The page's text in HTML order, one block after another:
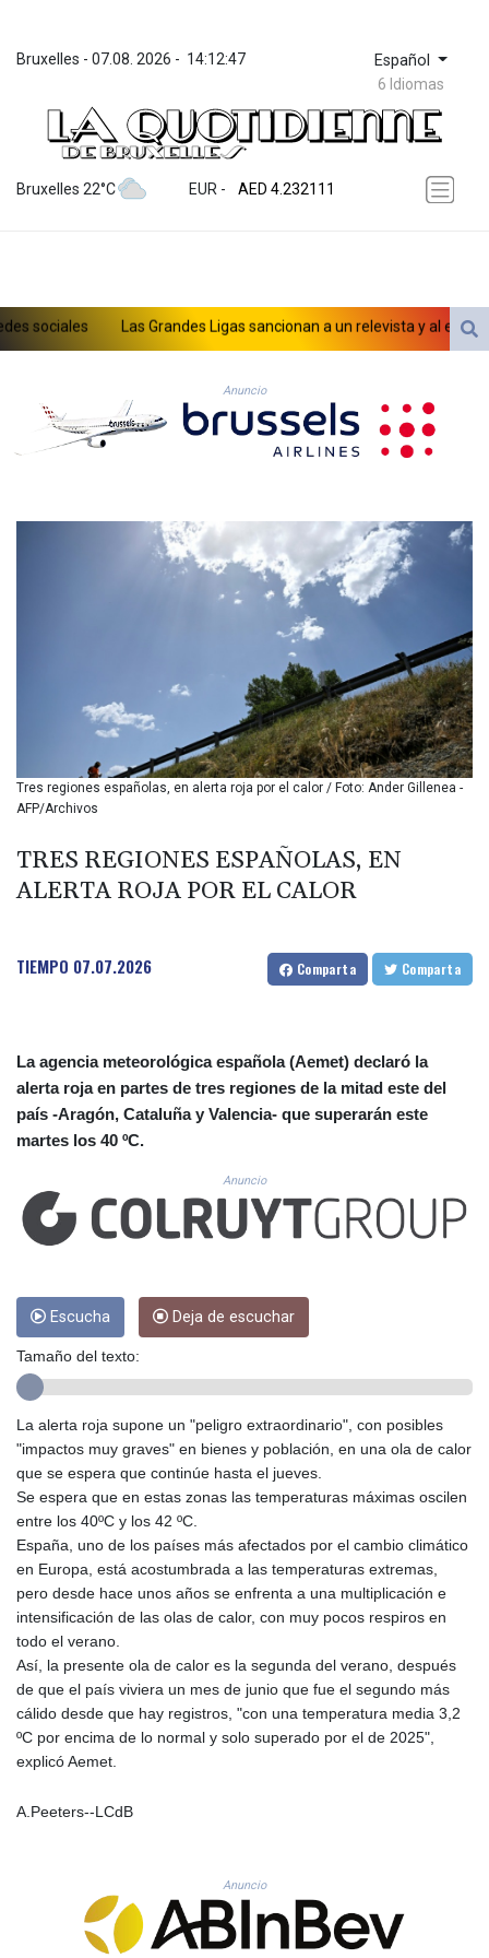
Bruxelles - 07.08. 2026 - 14:12:47 Español
6 Idiomas
Bruxelles 22°C EUR -
ZWL 371.065543
AED 4.232111
AFN 75.483338
ARS 1728.27314
AUD 1.637355
AZN 1.948129
BAM 1.956537
BBD 2.325376
BDT 142.913814
BMD 1.152379
BND 1.480393
BOB 13.964198
BRL 5.891306
BSD 1.154535
BTN 109.874896
BWP 15.61488
BYN 3.418287
BYR 22586.626891
BZD 2.321974
CAD 1.615497
CDF 2604.376508
CLP 1055.440971
CNY 7.777463
CRC 525.197761
CUC 1.152379
CZK 24.256194
DJF 205.597417
DKK 7.475499
DOP 67.275332
EGP 57.370946
ERN 17.285684
ETB 186.347968
GBP 0.85733
GEL 3.013436
GGP 0.856496
GIP 0.856496
GMD 85.276242
GNF 10139.201975
GTQ 8.809317
GYD 241.539903
HKD 9.040442
HNL 30.944652
HRK 7.534482
HTG 150.95029
HUF 366.519917
IDR 20604.535143
ILS 3.465739
IMP 0.856496
INR 109.762882
IQD 1512.462949
JPY 182.503455
KES 149.119782
KGS 100.775889
sociales Las Grandes Ligas sancionan a un relevista y al
Anuncio
Tres regiones españolas, en alerta roja por el calor / Foto: Ander Gillenea -
AFP/Archivos
TRES REGIONES ESPAÑOLAS, EN
ALERTA ROJA POR EL CALOR
TIEMPO 07.07.2026 Comparta Comparta
La agencia meteorológica española (Aemet) declaró la
alerta roja en partes de tres regiones de la mitad este del
país -Aragón, Cataluña y Valencia- que superarán este
martes los 40 ºC.
Anuncio
Escucha Deja de escuchar
Tamaño del texto:
La alerta roja supone un "peligro extraordinario", con posibles
"impactos muy graves" en bienes y población, en una ola de calor
que se espera que continúe hasta el jueves.
Se espera que en estas zonas las temperaturas máximas oscilen
entre los 40ºC y los 42 ºC.
España, uno de los países más afectados por el cambio climático
en Europa, está acostumbrada a las temperaturas extremas,
pero desde hace unos años se enfrenta a una multiplicación e
intensificación de las olas de calor, con muy pocos respiros en
todo el verano.
Así, la presente ola de calor es la segunda del verano, después
de que el país viviera un mes de junio que fue el segundo más
cálido desde que hay registros, "con una temperatura media 3,2
ºC por encima de lo normal y solo superado por el de 2025",
explicó Aemet.
A.Peeters--LCdB
Anuncio